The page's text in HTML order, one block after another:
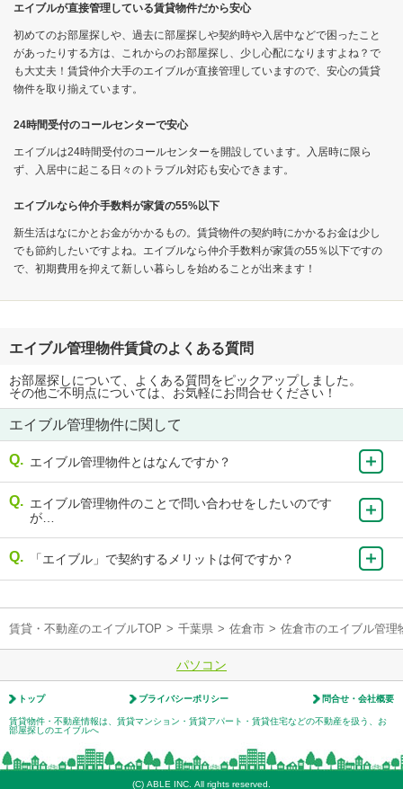
エイブルが直接管理している賃貸物件だから安心
初めてのお部屋探しや、過去に部屋探しや契約時や入居中などで困ったこと
があったりする方は、これからのお部屋探し、少し心配になりますよね？で
も大丈夫！賃貸仲介大手のエイブルが直接管理していますので、安心の賃貸
物件を取り揃えています。
24時間受付のコールセンターで安心
エイブルは24時間受付のコールセンターを開設しています。入居時に限ら
ず、入居中に起こる日々のトラブル対応も安心できます。
エイブルなら仲介手数料が家賃の55%以下
新生活はなにかとお金がかかるもの。賃貸物件の契約時にかかるお金は少し
でも節約したいですよね。エイブルなら仲介手数料が家賃の55％以下ですの
で、初期費用を抑えて新しい暮らしを始めることが出来ます！
エイブル管理物件賃貸のよくある質問
お部屋探しについて、よくある質問をピックアップしました。
その他ご不明点については、お気軽にお問合せください！
エイブル管理物件に関して
エイブル管理物件とはなんですか？
エイブル管理物件のことで問い合わせをしたいのです
が…
「エイブル」で契約するメリットは何ですか？
賃貸・不動産のエイブルTOP > 千葉県 > 佐倉市 > 佐倉市のエイブル管理
パソコン
トップ プライバシーポリシー 問合せ・会社概要
賃貸物件・不動産情報は、賃貸マンション・賃貸アパート・賃貸住宅などの不動産を扱う、お
部屋探しのエイブルへ
(C) ABLE INC. All rights reserved.